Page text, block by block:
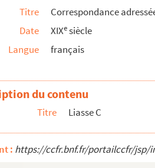
Titre
Correspondance
Date
XIXesiècle
Langue
français
du contenu
Titre Liasse C
: https://ccfr.bnf.fr/portailccfr/jsp/